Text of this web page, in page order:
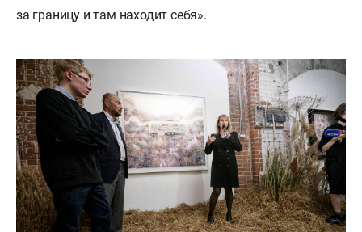
за границу и там находит себя».